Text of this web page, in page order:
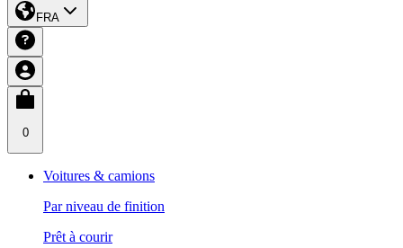
FRA
0
Voitures & camions
Par niveau de finition
Prêt à courir